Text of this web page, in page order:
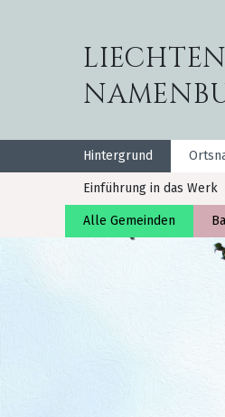
Hintergrund
Einführung in das Werk
Alle Gemeinden